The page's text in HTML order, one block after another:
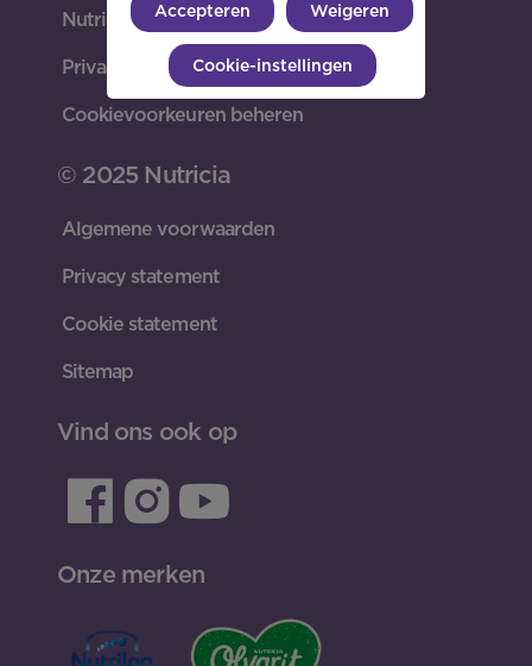
Nutricia BE
Privacyrechten
Cookievoorkeuren beheren
© 2025 Nutricia
Algemene voorwaarden
Privacy statement
Cookie statement
Sitemap
Vind ons ook op
Onze merken
Accepteren Weigeren
Cookie-instellingen